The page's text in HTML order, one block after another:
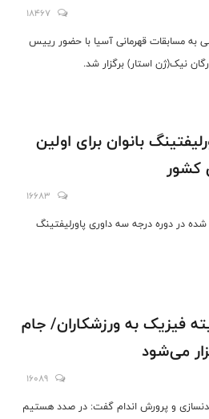
18467
به مسابقات قهرمانی آسیا با حضور رییس
نیک(ژن استار) برگزار شد.
بانوان برای اولین
کشور
16683
در دوره درجه سه داوری پاورلیفتینگ
فیزیک به ورزشکاران/ جام
می‌شود
16089
و پرورش اندام گفت: در صدد هستیم